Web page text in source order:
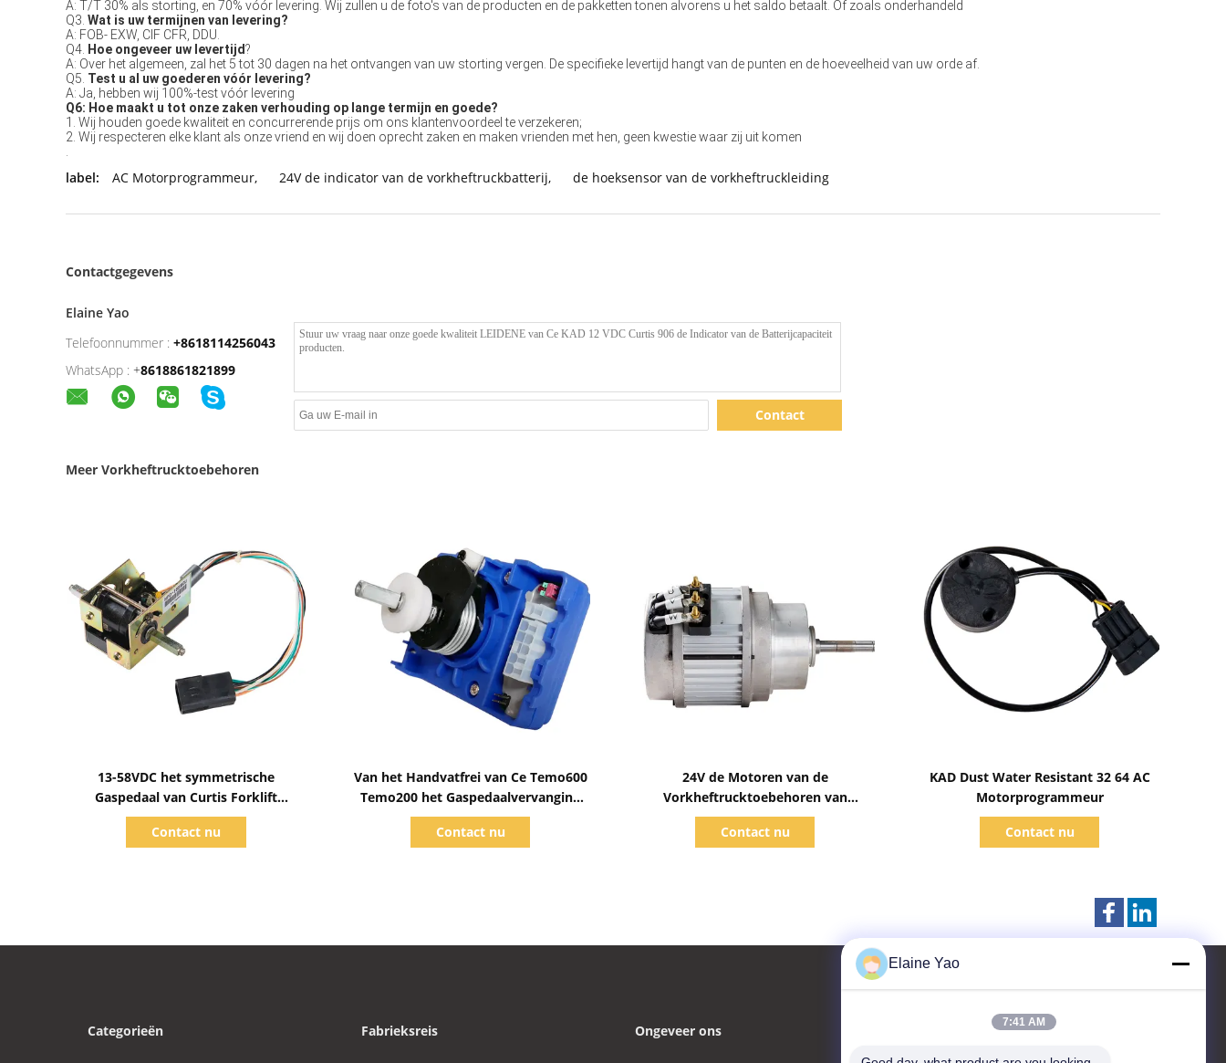
A: T/T 30% als storting, en 70% vóór levering. Wij zullen u de foto's van de producten en de pakketten tonen alvorens u het saldo betaalt. Of zoals onderhandeld
Q3. Wat is uw termijnen van levering?
A: FOB- EXW, CIF CFR, DDU.
Q4. Hoe ongeveer uw levertijd?
A: Over het algemeen, zal het 5 tot 30 dagen na het ontvangen van uw storting vergen. De specifieke levertijd hangt van de punten en de hoeveelheid van uw orde af.
Q5. Test u al uw goederen vóór levering?
A: Ja, hebben wij 100%-test vóór levering
Q6: Hoe maakt u tot onze zaken verhouding op lange termijn en goede?
1. Wij houden goede kwaliteit en concurrerende prijs om ons klantenvoordeel te verzekeren;
2. Wij respecteren elke klant als onze vriend en wij doen oprecht zaken en maken vrienden met hen, geen kwestie waar zij uit komen
label: AC Motorprogrammeur, 24V de indicator van de vorkheftruckbatterij, de hoeksensor van de vorkheftruckleiding
Contactgegevens
Elaine Yao
Telefoonnummer : +8618114256043
WhatsApp : +8618861821899
Contact
Meer Vorkheftrucktoebehoren
13-58VDC het symmetrische
Gaspedaal van Curtis Forklift
Accessories ET126
Contact nu
Van het Handvatfrei van Ce Temo600
Temo200 het Gaspedaalvervanging
van PCB
Contact nu
24V de Motoren van de
Vorkheftrucktoebehoren van
gelijkstroom 1.5KW voor
Aandrijvingswielen
Contact nu
KAD Dust Water Resistant 32 64 AC
Motorprogrammeur
Contact nu
Categorieën Fabrieksreis Ongeveer ons Contacteer ons
Elaine Yao
7:41 AM